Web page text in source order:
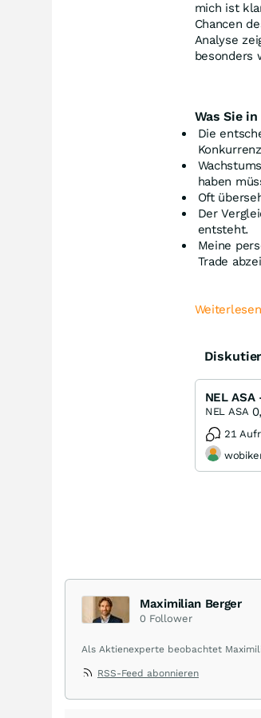
mich ist
Chancen
Analyse
besonders
Was Sie
Die
haben
Oft
Der
entsteht.
Meine
Trade
NEL
NEL ASA
21
Maximilian Berger
0 Follower
Als Aktienexperte beobachtet
RSS-Feed abonnieren